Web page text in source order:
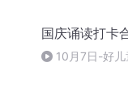
国庆诵读打卡
10月7日-好儿